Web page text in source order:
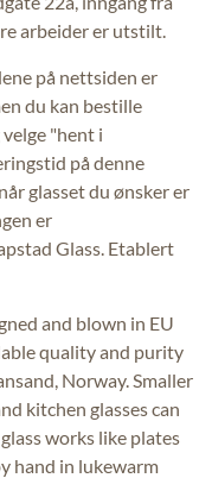
arbeider er utstilt.
på nettsiden er
du kan bestille
"hent i
på denne
glasset du ønsker er
er
Glass. Etablert
and blown in EU
quality and purity
Norway. Smaller
kitchen glasses can
works like plates
hand in lukewarm